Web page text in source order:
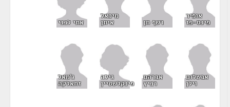
אופיר
פינס-פז רשף חן
מיכאל
איתן אתי לבני
אבשלום
וילן
אברהם
רביץ
גילה
פינקלשטיין
ג'מאל
זחאלקה